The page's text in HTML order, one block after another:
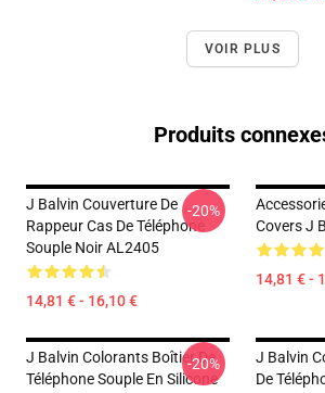
VOIR PLUS
Produits
J Balvin Couverture De
Rappeur Cas De Téléphone
Souple Noir AL2405
14,81 € - 16,10 €
-20%
Covers J
14,81 € -
J Balvin Colorants Boîtier De
Téléphone Souple En Silicone
-20%
J Balvin
De